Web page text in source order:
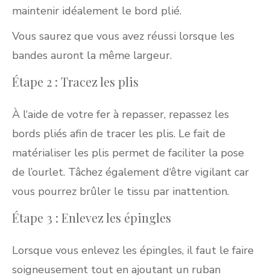
maintenir idéalement le bord plié.
Vous saurez que vous avez réussi lorsque les
bandes auront la même largeur.
Étape 2 : Tracez les plis
À l‘aide de votre fer à repasser, repassez les
bords pliés afin de tracer les plis. Le fait de
matérialiser les plis permet de faciliter la pose
de l’ourlet. Tâchez également d‘être vigilant car
vous pourrez brûler le tissu par inattention.
Étape 3 : Enlevez les épingles
Lorsque vous enlevez les épingles, il faut le faire
soigneusement tout en ajoutant un ruban